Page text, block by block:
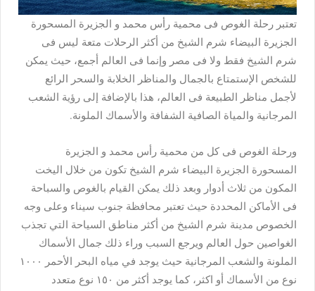
تعتبر رحلة الغوص فى محمية رأس محمد و الجزيرة المسحورة
الجزيرة البيضاء شرم الشيخ من أكثر الرحلات متعة ليس فى
شرم الشيخ فقط ولا فى مصر وإنما فى العالم أجمع، حيث يمكن
للشخص الإستمتاع بالجمال والمناظر الخلابة والسحر الرائع
لأجمل مناظر الطبيعة فى العالم، هذا بالإضافة إلى رؤية الشعب
المرجانية والمياة الصافية الشفافة والأسماك الملونة.
ورحلة الغوص فى كل من محمية رأس محمد و الجزيرة
المسحورة الجزيرة البيضاء شرم الشيخ تكون من خلال اليخت
المكون من ثلاث أدوار وبعد ذلك يمكن القيام بالغوص والسباحة
فى الأماكن المحددة حيث تعتبر محافظة جنوب سيناء وعلى وجه
الخصوص مدينة شرم الشيخ من أكثر مناطق السياحة التي تجذب
الغواصين حول العالم ويرجع السبب وراء ذلك جمال الأسماك
الملونة والشعب المرجانية حيث يوجد في مياه البحر الأحمر ١٠٠٠
نوع من الأسماك أو اكثر، كما يوجد أكثر من ١٥٠ نوع متعدد